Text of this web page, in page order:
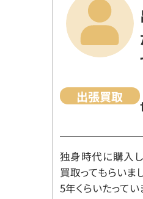
出張買取
独身時代に購入
買取ってもらいま
5年くらいたって